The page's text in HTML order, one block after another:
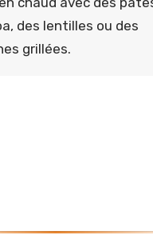
des lentilles ou des
grillées.